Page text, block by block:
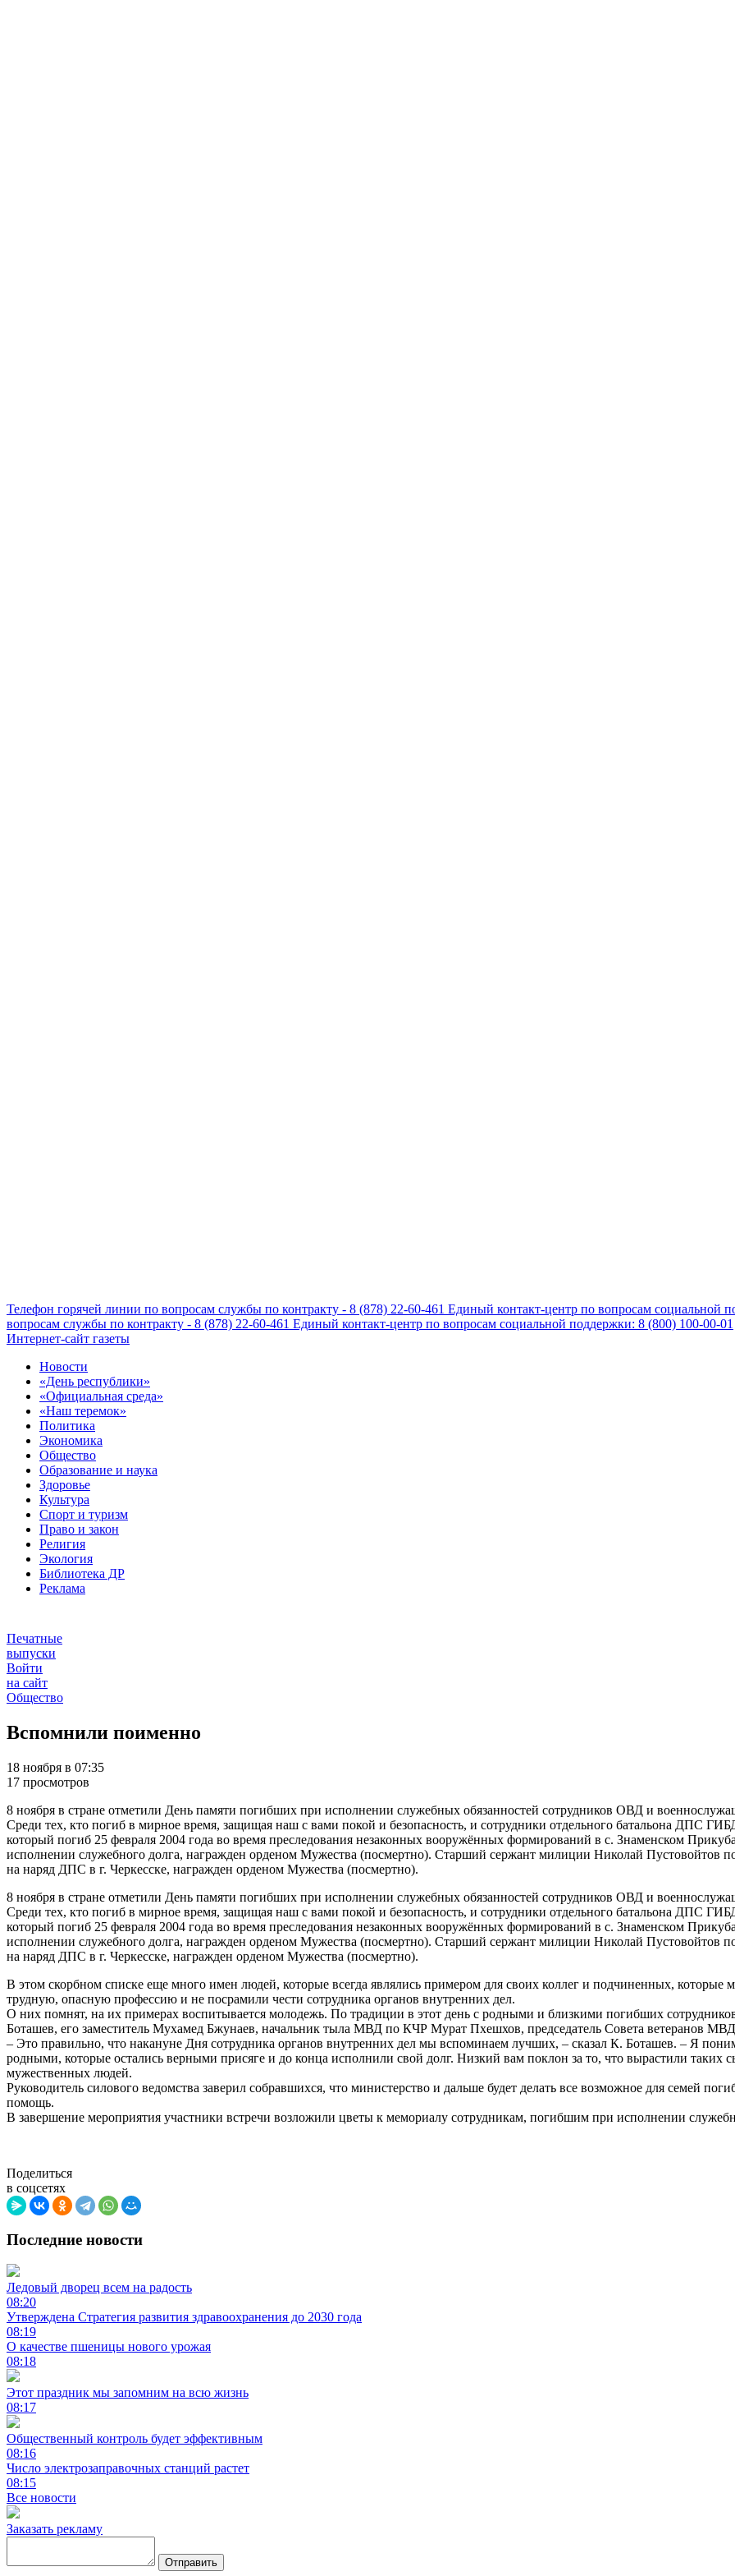
Телефон горячей линии по вопросам службы по контракту - 8 (878) 22-60-461 Единый контакт-центр по вопросам социальной
вопросам службы по контракту - 8 (878) 22-60-461 Единый контакт-центр по вопросам социальной поддержки: 8 (800) 100-00-01
Интернет-сайт газеты
Новости
«День республики»
«Официальная среда»
«Наш теремок»
Политика
Экономика
Общество
Образование и наука
Здоровье
Культура
Спорт и туризм
Право и закон
Религия
Экология
Библиотека ДР
Реклама
Печатные
выпуски
Войти
на сайт
Общество
Вспомнили поименно
18 ноября в 07:35
17 просмотров
8 ноября в стране отметили День памяти погибших при исполнении служебных обязанностей сотрудников ОВД и
Среди тех, кто погиб в мирное время, защищая наш с вами покой и безопасность, и сотрудники отдельного батальона ДПС
который погиб 25 февраля 2004 года во время преследования незаконных вооружённых формирований в с. Знаменском
исполнении служебного долга, награжден орденом Мужества (посмертно). Старший сержант милиции Николай Пустовойтов
на наряд ДПС в г. Черкесске, награжден орденом Мужества (посмертно).
8 ноября в стране отметили День памяти погибших при исполнении служебных обязанностей сотрудников ОВД и
Среди тех, кто погиб в мирное время, защищая наш с вами покой и безопасность, и сотрудники отдельного батальона ДПС
который погиб 25 февраля 2004 года во время преследования незаконных вооружённых формирований в с. Знаменском
исполнении служебного долга, награжден орденом Мужества (посмертно). Старший сержант милиции Николай Пустовойтов
на наряд ДПС в г. Черкесске, награжден орденом Мужества (посмертно).
В этом скорбном списке еще много имен людей, которые всегда являлись примером для своих коллег и подчиненных,
трудную, опасную профессию и не посрамили чести сотрудника органов внутренних дел.
О них помнят, на их примерах воспитывается молодежь. По традиции в этот день с родными и близкими погибших
Боташев, его заместитель Мухамед Бжунаев, начальник тыла МВД по КЧР Мурат Пхешхов, председатель Совета ветеранов
– Это правильно, что накануне Дня сотрудника органов внутренних дел мы вспоминаем лучших, – сказал К. Боташев. – Я
родными, которые остались верными присяге и до конца исполнили свой долг. Низкий вам поклон за то, что вырастили таких
мужественных людей.
Руководитель силового ведомства заверил собравшихся, что министерство и дальше будет делать все возможное для семей
помощь.
В завершение мероприятия участники встречи возложили цветы к мемориалу сотрудникам, погибшим при исполнении
Поделиться
в соцсетях
Последние новости
Ледовый дворец всем на радость
08:20
Утверждена Стратегия развития здравоохранения до 2030 года
08:19
О качестве пшеницы нового урожая
08:18
Этот праздник мы запомним на всю жизнь
08:17
Общественный контроль будет эффективным
08:16
Число электрозаправочных станций растет
08:15
Все новости
Заказать рекламу
Отправить